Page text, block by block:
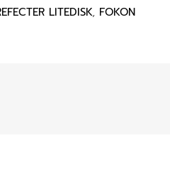
LITEDISK, FOKON